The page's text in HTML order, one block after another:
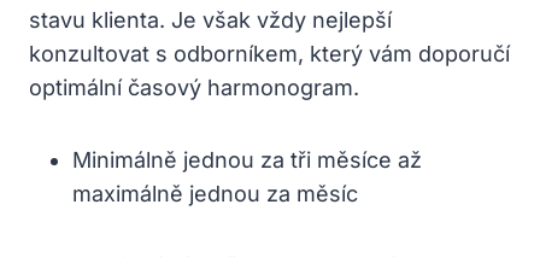
stavu klienta. Je však vždy nejlepší
konzultovat s odborníkem, který vám doporučí
optimální časový harmonogram.
Minimálně jednou za tři měsíce až
maximálně jednou za měsíc